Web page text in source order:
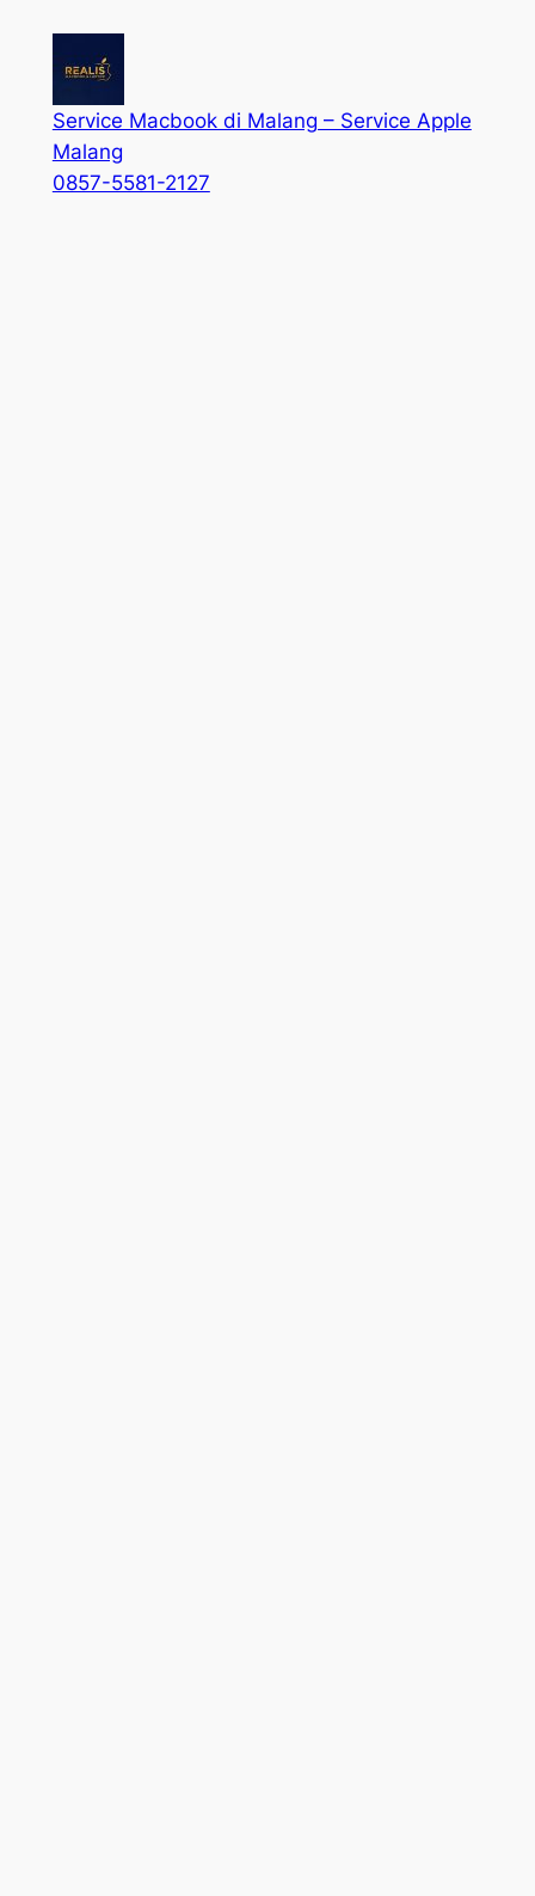
Service Macbook di Malang – Service Apple
Malang
0857-5581-2127